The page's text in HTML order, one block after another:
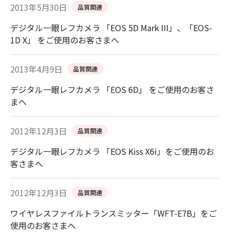
2013年5月30日 品質関連
デジタル一眼レフカメラ 「EOS 5D Mark III」、「EOS-
1D X」 をご使用のお客さまへ
2013年4月9日 品質関連
デジタル一眼レフカメラ 「EOS 6D」 をご使用のお客さ
まへ
2012年12月3日 品質関連
デジタル一眼レフカメラ 「EOS Kiss X6i」をご使用のお
客さまへ
2012年12月3日 品質関連
ワイヤレスファイルトランスミッター「WFT-E7B」をご
使用のお客さまへ